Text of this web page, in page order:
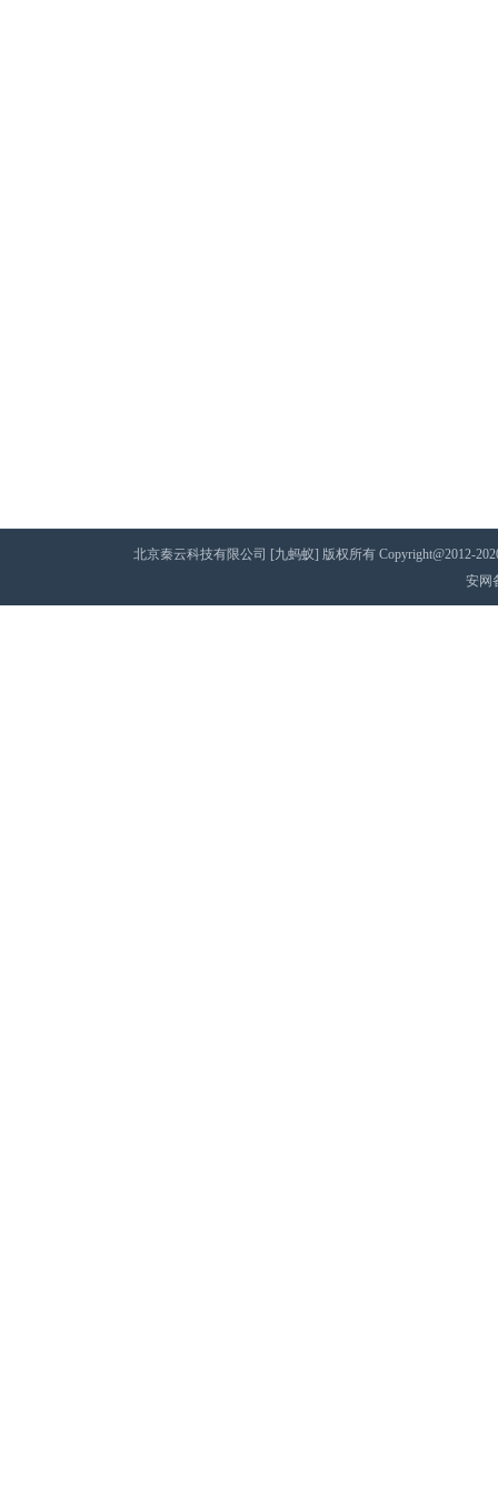
北京秦云科技有限公司 [九蚂蚁] 版权所有 Copyright@2012-
安网